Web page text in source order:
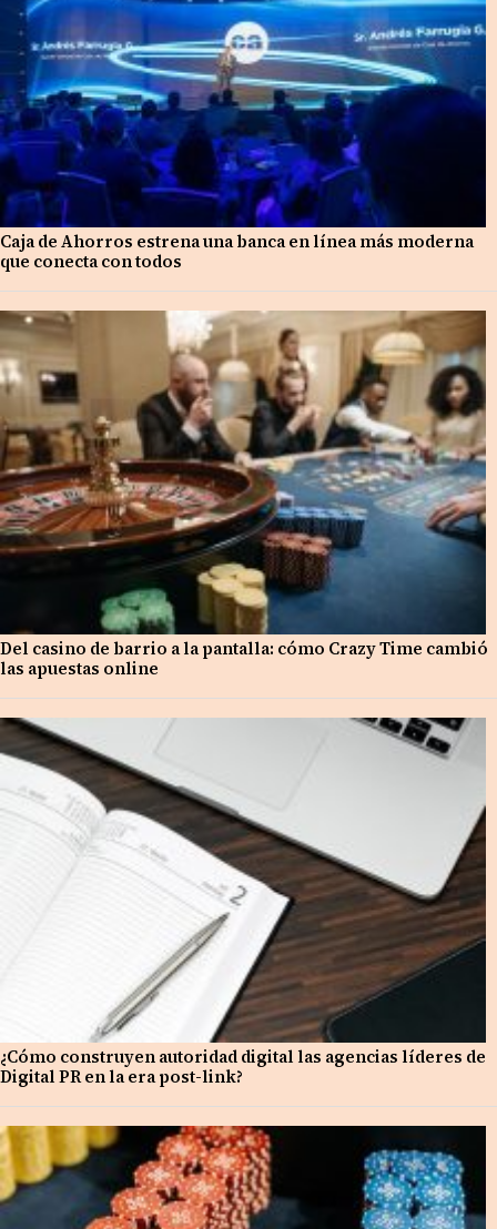
Caja de Ahorros estrena una banca en línea más moderna
que conecta con todos
Del casino de barrio a la pantalla: cómo Crazy Time cambió
las apuestas online
¿Cómo construyen autoridad digital las agencias líderes de
Digital PR en la era post-link?